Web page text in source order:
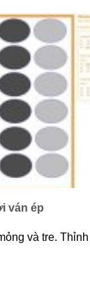
ván ép
và tre. Thỉnh